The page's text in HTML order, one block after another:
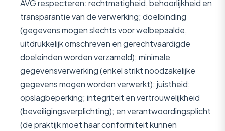
AVG respecteren: rechtmatigheid, behoorlijkheid en
transparantie van de verwerking; doelbinding
(gegevens mogen slechts voor welbepaalde,
uitdrukkelijk omschreven en gerechtvaardigde
doeleinden worden verzameld); minimale
gegevensverwerking (enkel strikt noodzakelijke
gegevens mogen worden verwerkt); juistheid;
opslagbeperking; integriteit en vertrouwelijkheid
(beveiligingsverplichting); en verantwoordingsplicht
(de praktijk moet haar conformiteit kunnen